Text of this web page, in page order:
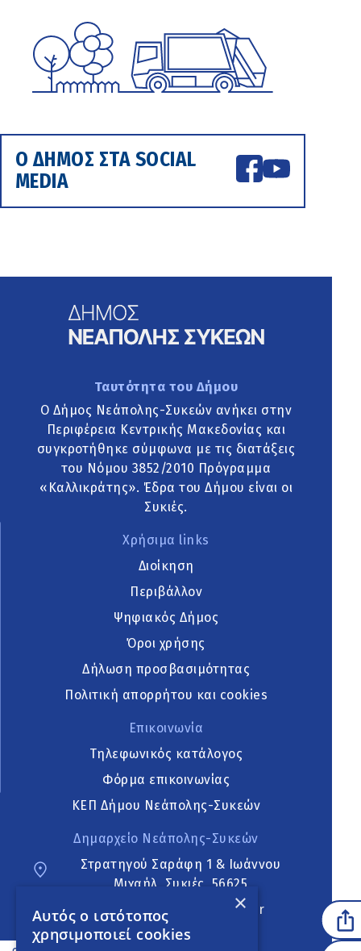
Ο ΔΗΜΟΣ ΣΤΑ SOCIAL
MEDIA
Ταυτότητα του Δήμου
Ο Δήμος Νεάπολης-Συκεών ανήκει στην
Περιφέρεια Κεντρικής Μακεδονίας και
συγκροτήθηκε σύμφωνα με τις διατάξεις
του Νόμου 3852/2010 Πρόγραμμα
«Καλλικράτης». Έδρα του Δήμου είναι οι
Συκιές.
Χρήσιμα links
Διοίκηση
Περιβάλλον
Ψηφιακός Δήμος
Όροι χρήσης
Δήλωση προσβασιμότητας
Πολιτική απορρήτου και cookies
Επικοινωνία
Τηλεφωνικός κατάλογος
Φόρμα επικοινωνίας
ΚΕΠ Δήμου Νεάπολης-Συκεών
Δημαρχείο Νεάπολης-Συκεών
Στρατηγού Σαράφη 1 & Ιωάννου
Μιχαήλ, Συκιές, 56625
neapoli.sykies@ddt.gov.gr
Ακολουθήστε
×
Αυτός ο ιστότοπος
χρησιμοποιεί cookies